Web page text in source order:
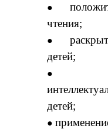
чтения;
детей;
детей;